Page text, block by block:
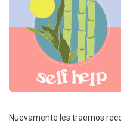
Nuevamente les traemos